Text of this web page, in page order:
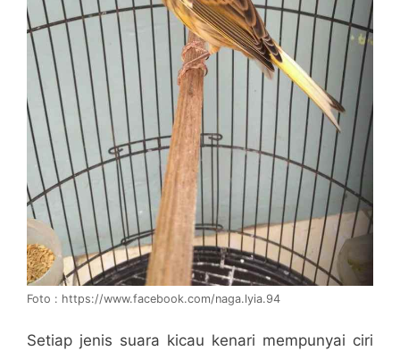
Foto : https://www.facebook.com/naga.lyia.94
Setiap jenis suara kicau kenari mempunyai ciri